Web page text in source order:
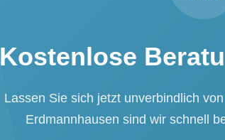
Kostenlose
Lassen Sie sich jetzt unverbindlich
Erdmannhausen sind wir schnell